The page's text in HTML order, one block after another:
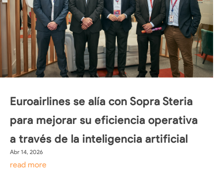
Euroairlines se alía con Sopra Steria
para mejorar su eficiencia operativa
a través de la inteligencia artificial
Abr 14, 2026
read more